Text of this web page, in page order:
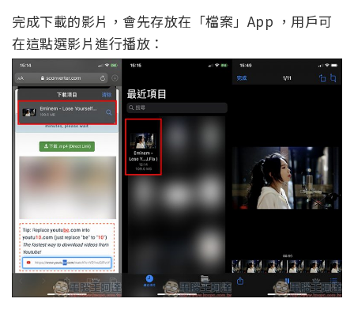
完成下載的影片，會先存放在「檔案」App ，用戶可
在這點選影片進行播放：